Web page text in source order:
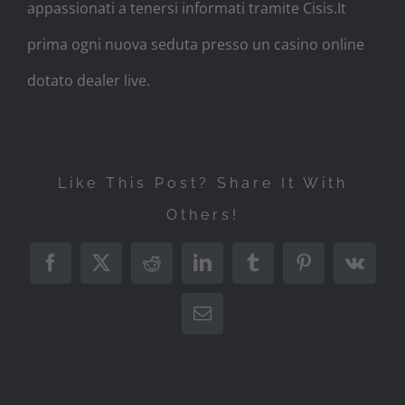
appassionati a tenersi informati tramite Cisis.It
prima ogni nuova seduta presso un casino online
dotato de​aler live.​
Like This Post? Share It With
Others!
Facebook
X RedditLinkedInTumblrPinterest
Vk
Email